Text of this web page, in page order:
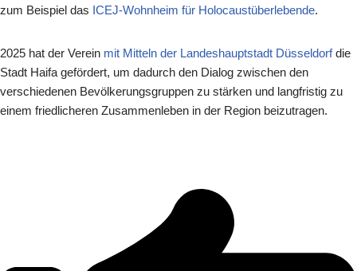
zum Beispiel das ICEJ-Wohnheim für Holocaustüberlebende.
2025 hat der Verein mit Mitteln der Landeshauptstadt Düsseldorfdie
Stadt Haifa gefördert, um dadurch den Dialog zwischen den
verschiedenen Bevölkerungsgruppen zu stärken und langfristig zu
einem friedlicheren Zusammenleben in der Region beizutragen.